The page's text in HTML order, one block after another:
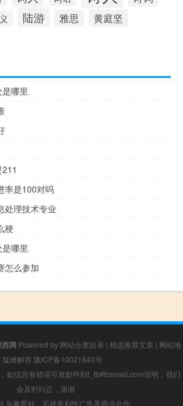
陆游 雅思 黄庭坚
哪里
率是100对吗
处理技术专业
梗
哪里
怎么参加
西网 Powered by 网站分类目录 | 精选推荐文章 | 网站地
疑难解答 陇ICP备10021840号
如信息有错误可发邮件到f_fb#foxmail.com说明，我们
会及时纠正，谢谢
兴趣爱好，不接盈利性广告及商业合作